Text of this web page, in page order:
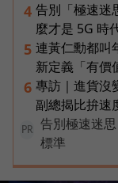
4 告別「極速迷
麼才是 5G 時
5 連黃仁勳都叫
新定義「有價
6 專訪｜進貨沒
副總揭比拚速
PR
告別極速迷
標準